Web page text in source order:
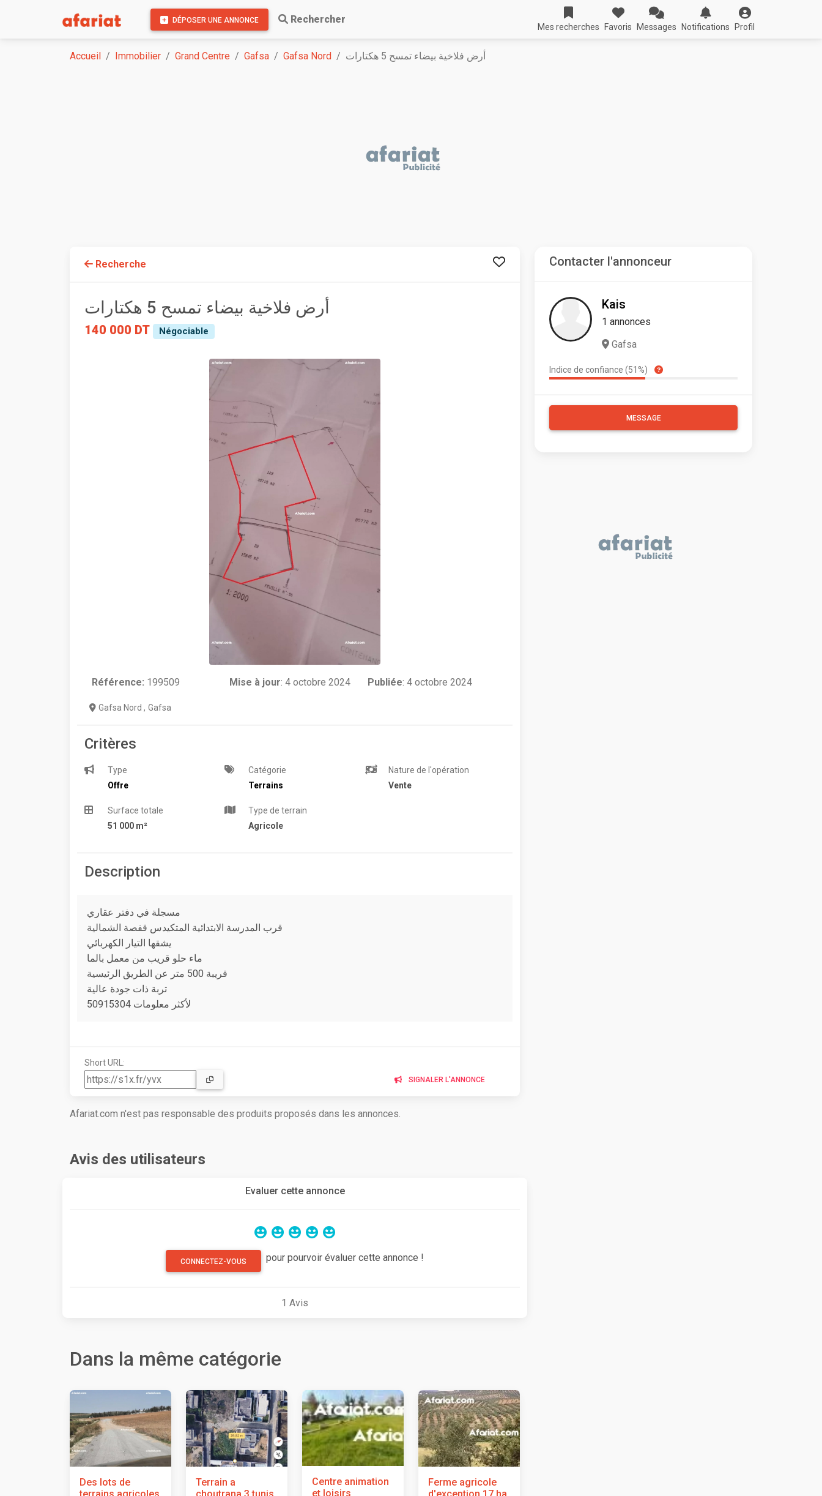
DÉPOSER UNE ANNONCE Rechercher
Mes recherches Favoris Messages Notifications Profil
Accueil Immobilier Grand Centre Gafsa Gafsa Nord أرض فلاخية بيضاء تمسح 5 هكتارات
Recherche
أرض فلاخية بيضاء تمسح 5 هكتارات
140 000 DT Négociable
Référence: 199509 Mise à jour:4 octobre 2024 Publiée: 4 octobre 2024
Gafsa Nord , Gafsa
Critères
Type
Offre
Catégorie
Terrains
Nature de l'opération
Vente
Surface totale
51 000 m²
Type de terrain
Agricole
Description
مسجلة في دفتر عقاري
قرب المدرسة الابتدائية المتكيدس قفصة الشمالية
يشقها التيار الكهربائي
ماء حلو قريب من معمل بالما
قريبة 500 متر عن الطريق الرئيسية
تربة ذات جودة عالية
لأكثر معلومات 50915304
Short URL:
SIGNALER L'ANNONCE
Afariat.com n'est pas responsable des produits proposés dans les annonces.
Avis des utilisateurs
Evaluer cette annonce
CONNECTEZ-VOUS pour pourvoir évaluer cette annonce !
1 Avis
Dans la même catégorie
Des lots de
Terrain a
Centre animation
et loisirs
Ferme agricole
d'exception 17 ha
Contacter l'annonceur
Kais
1 annonces
Gafsa
Indice de confiance (51%)
MESSAGE